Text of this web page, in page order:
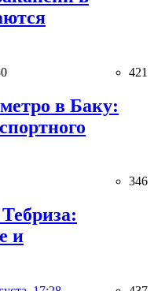
421
в Баку:
346
и